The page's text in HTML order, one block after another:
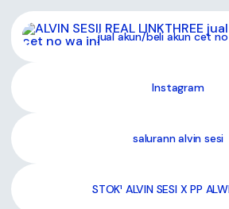
jual akun/beli akun cet no wa ini
jual akun/beli akun cet
Instagram
salurann alvin sesi
STOK¹ ALVIN SESI X PP